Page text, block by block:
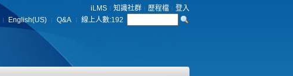
iLMS 知識社群 歷程檔
登入
English(US) Q&A 線上人數:192